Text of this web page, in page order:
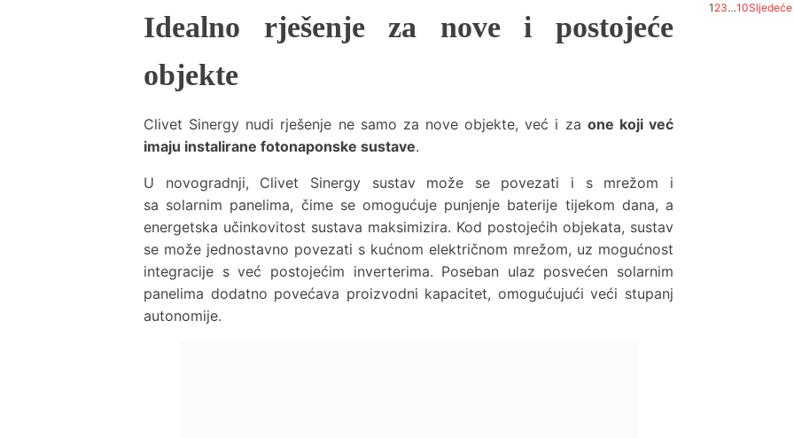
Idealno rješenje za nove i postojeće
objekte
Clivet Sinergy nudi rješenje ne samo za nove objekte, već i za one koji već
imaju instalirane fotonaponske sustave.
U novogradnji, Clivet Sinergy sustav može se povezati i s mrežom i
sa solarnim panelima, čime se omogućuje punjenje baterije tijekom dana, a
energetska učinkovitost sustava maksimizira. Kod postojećih objekata, sustav
se može jednostavno povezati s kućnom električnom mrežom, uz mogućnost
integracije s već postojećim inverterima. Poseban ulaz posvećen solarnim
panelima dodatno povećava proizvodni kapacitet, omogućujući veći stupanj
autonomije.
1 23…10Sljedeće